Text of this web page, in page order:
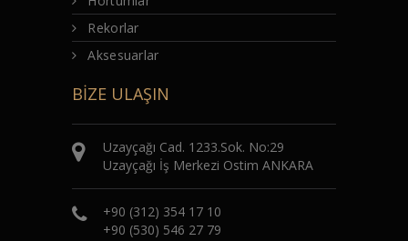
Rekorlar
Aksesuarlar
BİZE ULAŞIN
Uzayçağı Cad. 1233.Sok. No:29
Uzayçağı İş Merkezi Ostim ANKARA
+90 (312) 354 17 10
+90 (530) 546 27 79